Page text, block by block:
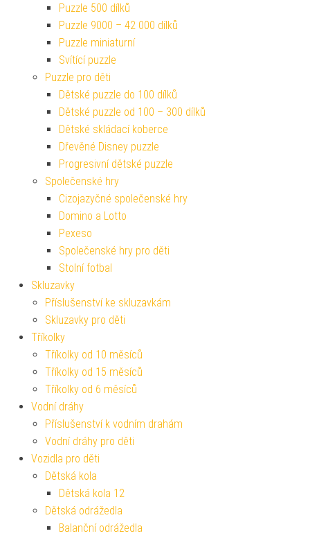
Puzzle 500 dílků
Puzzle 9000 – 42 000 dílků
Puzzle miniaturní
Svítící puzzle
Puzzle pro děti
Dětské puzzle do 100 dílků
Dětské puzzle od 100 – 300 dílků
Dětské skládací koberce
Dřevěné Disney puzzle
Progresivní dětské puzzle
Společenské hry
Cizojazyčné společenské hry
Domino a Lotto
Pexeso
Společenské hry pro děti
Stolní fotbal
Skluzavky
Příslušenství ke skluzavkám
Skluzavky pro děti
Tříkolky
Tříkolky od 10 měsíců
Tříkolky od 15 měsíců
Tříkolky od 6 měsíců
Vodní dráhy
Příslušenství k vodním drahám
Vodní dráhy pro děti
Vozidla pro děti
Dětská kola
Dětská kola 12
Dětská odrážedla
Balanční odrážedla